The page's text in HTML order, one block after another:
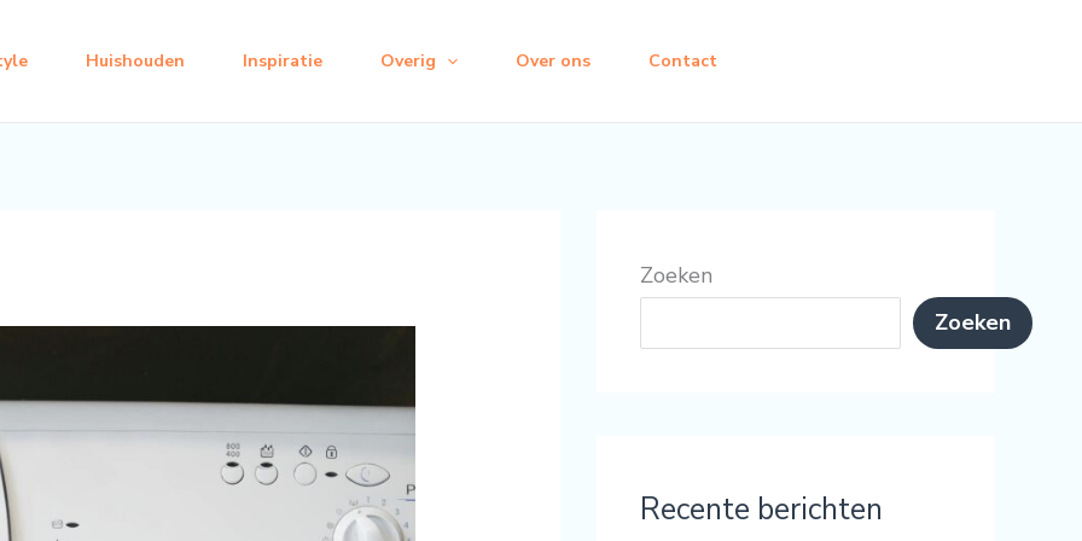
Huishouden Inspiratie Overig Over ons Contact
Zoeken
Zoeken
Recente berichten